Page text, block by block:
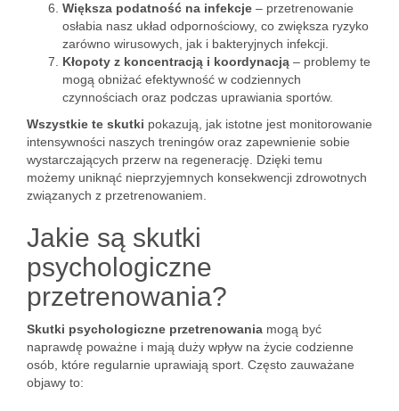
Większa podatność na infekcje – przetrenowanie
osłabia nasz układ odpornościowy, co zwiększa ryzyko
zarówno wirusowych, jak i bakteryjnych infekcji.
Kłopoty z koncentracją i koordynacją – problemy te
mogą obniżać efektywność w codziennych
czynnościach oraz podczas uprawiania sportów.
Wszystkie te skutki pokazują, jak istotne jest monitorowanie
intensywności naszych treningów oraz zapewnienie sobie
wystarczających przerw na regenerację. Dzięki temu
możemy uniknąć nieprzyjemnych konsekwencji zdrowotnych
związanych z przetrenowaniem.
Jakie są skutki
psychologiczne
przetrenowania?
Skutki psychologiczne przetrenowania mogą być
naprawdę poważne i mają duży wpływ na życie codzienne
osób, które regularnie uprawiają sport. Często zauważane
objawy to: